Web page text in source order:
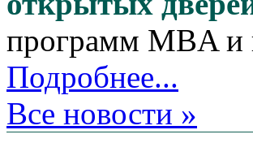
программ MBA и
Подробнее...
Все новости »